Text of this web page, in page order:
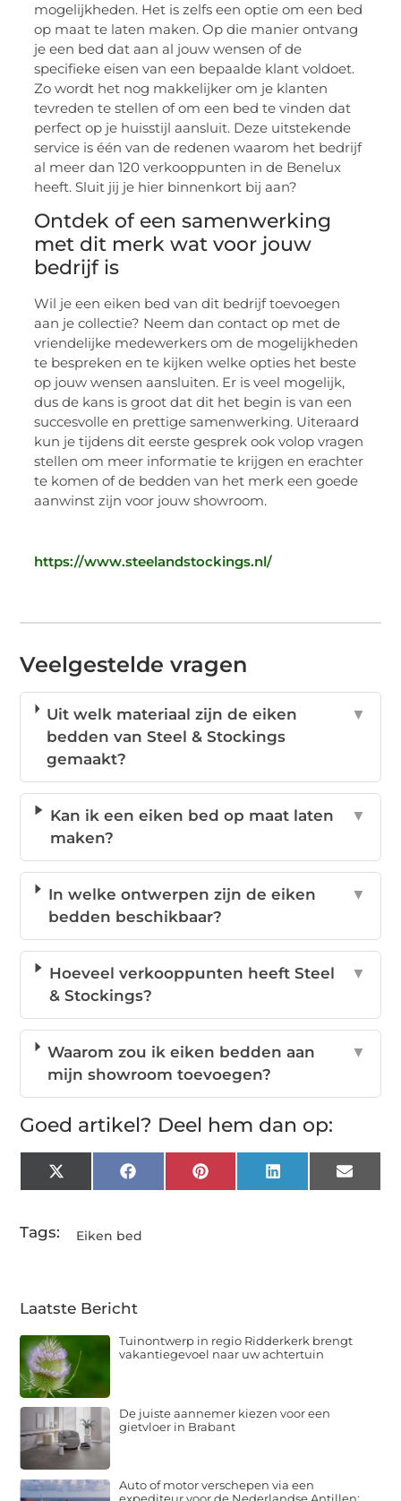
mogelijkheden. Het is zelfs een optie om een bed
op maat te laten maken. Op die manier ontvang
je een bed dat aan al jouw wensen of de
specifieke eisen van een bepaalde klant voldoet.
Zo wordt het nog makkelijker om je klanten
tevreden te stellen of om een bed te vinden dat
perfect op je huisstijl aansluit. Deze uitstekende
service is één van de redenen waarom het bedrijf
al meer dan 120 verkooppunten in de Benelux
heeft. Sluit jij je hier binnenkort bij aan?
Ontdek of een samenwerking
met dit merk wat voor jouw
bedrijf is
Wil je een eiken bed van dit bedrijf toevoegen
aan je collectie? Neem dan contact op met de
vriendelijke medewerkers om de mogelijkheden
te bespreken en te kijken welke opties het beste
op jouw wensen aansluiten. Er is veel mogelijk,
dus de kans is groot dat dit het begin is van een
succesvolle en prettige samenwerking. Uiteraard
kun je tijdens dit eerste gesprek ook volop vragen
stellen om meer informatie te krijgen en erachter
te komen of de bedden van het merk een goede
aanwinst zijn voor jouw showroom.
https://www.steelandstockings.nl/
Veelgestelde vragen
Uit welk materiaal zijn de eiken
bedden van Steel & Stockings
gemaakt?
▼
Kan ik een eiken bed op maat laten
maken?
▼
In welke ontwerpen zijn de eiken
bedden beschikbaar?
▼
Hoeveel verkooppunten heeft Steel
& Stockings?
▼
Waarom zou ik eiken bedden aan
mijn showroom toevoegen?
▼
Goed artikel? Deel hem dan op:
X
(Twitter)
FacebookPinterestLinkedInEmail
Tags: Eiken bed
Laatste Bericht
Tuinontwerp in regio Ridderkerk brengt
vakantiegevoel naar uw achtertuin
De juiste aannemer kiezen voor een
gietvloer in Brabant
Auto of motor verschepen via een